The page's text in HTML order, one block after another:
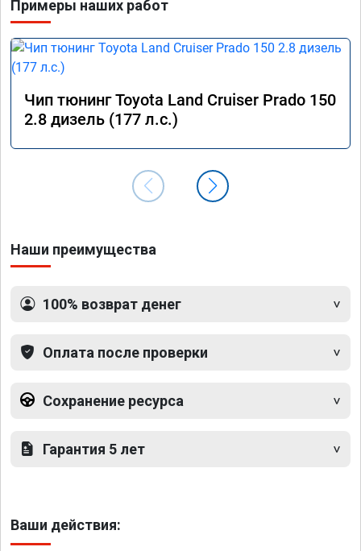
Примеры наших работ
Чип тюнинг Toyota Land Cruiser Prado 150
2.8 дизель (177 л.с.)
Наши преимущества
100% возврат денег
Оплата после проверки
Сохранение ресурса
Гарантия 5 лет
Ваши действия: